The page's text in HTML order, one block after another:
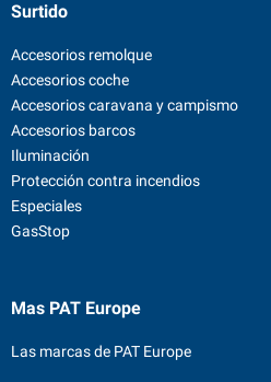
Surtido
Accesorios remolque
Accesorios coche
Accesorios caravana y campismo
Accesorios barcos
Iluminación
Protección contra incendios
Especiales
GasStop
Mas PAT Europe
Las marcas de PAT Europe